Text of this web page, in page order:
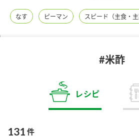
レシピ名特集
商品カテゴリ
なす ピーマン スピード（主食・主
#米酢
レシピ
131 件